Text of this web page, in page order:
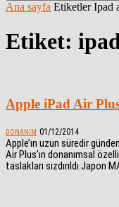
Ana sayfa Etiketler Ipad
Etiket:
Apple iPad Air
DONANIM 01/12/2014
Apple’ın uzun süredir
Air Plus’ın donanımsal
taslakları sızdırıldı.Japon